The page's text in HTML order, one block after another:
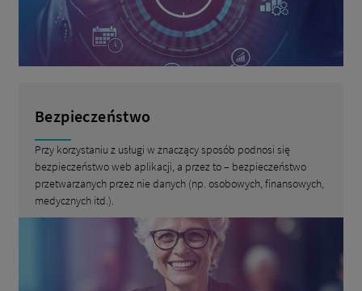
Bezpieczeństwo
Przy korzystaniu z usługi w znaczący sposób podnosi się
bezpieczeństwo web aplikacji, a przez to – bezpieczeństwo
przetwarzanych przez nie danych (np. osobowych, finansowych,
medycznych itd.).